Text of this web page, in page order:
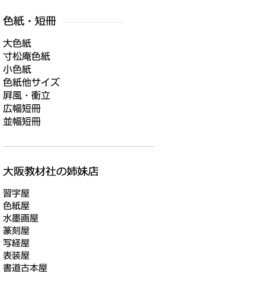
大色紙
寸松庵色紙
小色紙
色紙他サイズ
屛風・衝立
広幅短冊
並幅短冊
習字屋
色紙屋
水墨画屋
篆刻屋
写経屋
表装屋
書道古本屋